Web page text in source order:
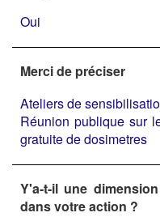
Oui
Merci de préciser
Ateliers de
Réunion publique sur
gratuite de dosimetres
Y'a-t-il une
dans votre action ?